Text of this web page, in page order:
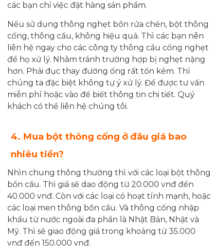
các bạn chỉ việc đặt hàng sản phẩm.
Nếu sử dụng thông nghẹt bồn rửa chén, bột thông
cống, thông cầu, không hiệu quả. Thì các bạn nên
liên hệ ngay cho các công ty thông cầu cống nghẹt
để họ xử lý. Nhằm tránh trường hợp bị nghẹt nặng
hơn. Phải đục thay đường ống rất tốn kém. Thì
chúng ta đặc biệt không tự ý xử lý. Để được tư vấn
miễn phí hoặc vào để biết thông tin chi tiết. Quý
khách có thể liên hệ chúng tôi.
4. Mua bột thông cống ở đâu giá bao
nhiêu tiền?
Nhìn chung thông thường thì với các loại bột thông
bồn cầu. Thì giá sẽ dao động từ 20.000 vnđ đến
40.000 vnđ. Còn với các loại có hoạt tính mạnh, hoặc
các loại men thông bồn cầu. Và thông cống nhập
khẩu từ nước ngoài đa phần là Nhật Bản, Nhật và
Mỹ. Thì sẽ giao động giá trong khoảng từ 35.000
vnđ đến 150.000 vnđ.